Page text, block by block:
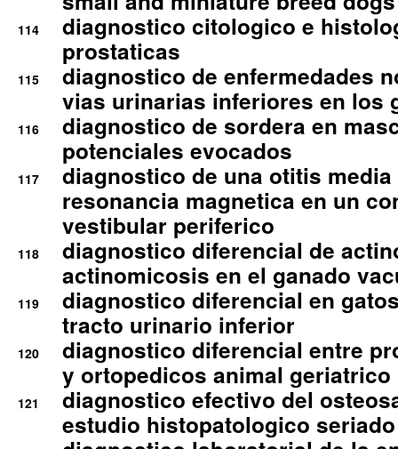
114
diagnostico citologico e
prostaticas
115
diagnostico de enfermedades
vias urinarias inferiores en los
116
diagnostico de sordera en
potenciales evocados
117
diagnostico de una otitis
resonancia magnetica en un
vestibular periferico
118
diagnostico diferencial de
actinomicosis en el ganado
119
diagnostico diferencial en
tracto urinario inferior
120
diagnostico diferencial entre
y ortopedicos animal geriatrico
121
diagnostico efectivo del
estudio histopatologico seriado